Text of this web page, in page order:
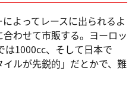
よってレースに出られるよ
わせて市販する。ヨーロッ
は1000cc、そして日本で
ルが先鋭的」だとかで、難